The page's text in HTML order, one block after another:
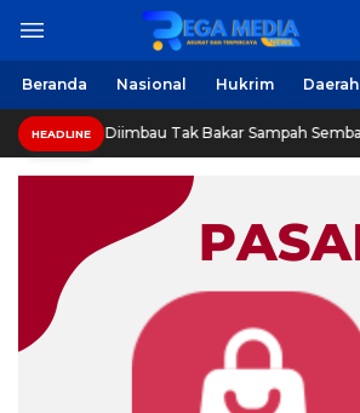
Beranda Nasional Hukrim Daerah
HEADLINETak Bakar Sampah Sembarangan